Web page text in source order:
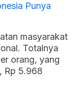
Punya
masyarakat
Totalnya
orang, yang
Rp 5.968